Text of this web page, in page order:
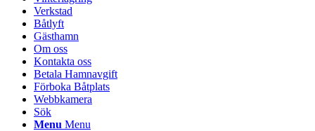
Verkstad
Båtlyft
Gästhamn
Om oss
Kontakta oss
Betala Hamnavgift
Förboka Båtplats
Webbkamera
Sök
Menu Menu